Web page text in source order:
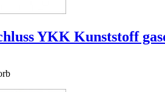
YKK Kunststoff